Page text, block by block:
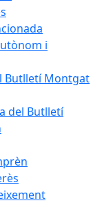
i
Butlletí Montgat
del Butlletí